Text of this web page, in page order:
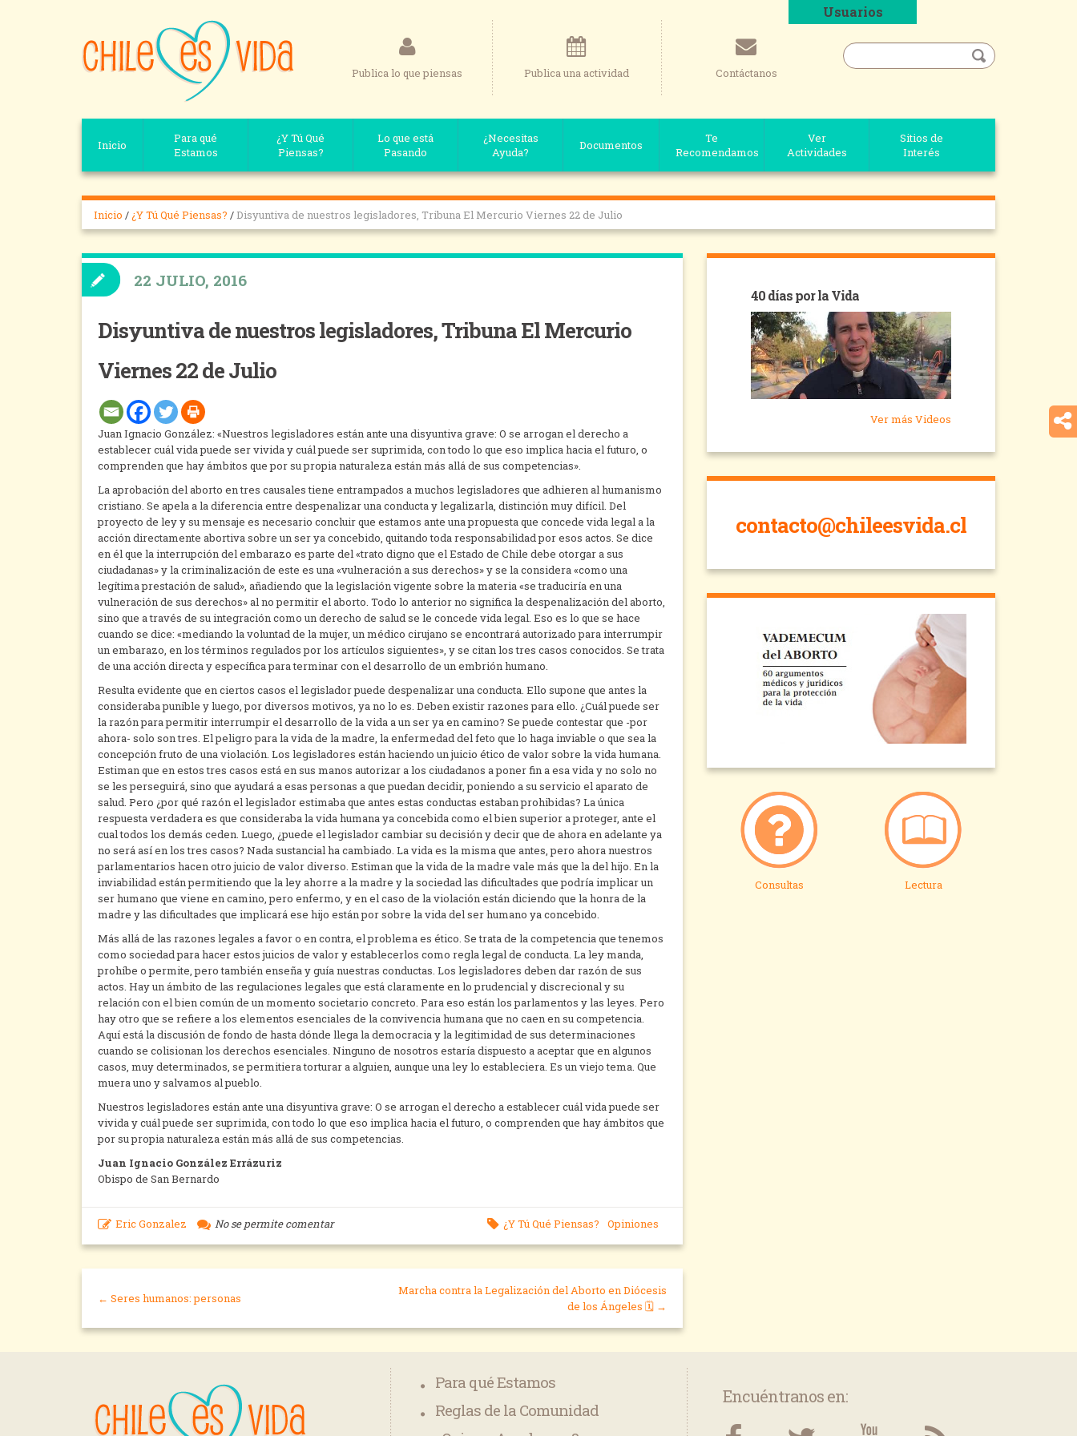
Publica lo que piensas Publica una actividad Contáctanos
Inicio
Para qué
Estamos
¿Y Tú Qué
Piensas?
Lo que está
Pasando
¿Necesitas
Ayuda?
Documentos
Te
Recomendamos
Ver
Actividades
Sitios de
Interés
Inicio / ¿Y Tú Qué Piensas? / Disyuntiva de nuestros legisladores, Tribuna El Mercurio Viernes 22 de Julio
Disyuntiva de nuestros legisladores, Tribuna El Mercurio
Viernes 22 de Julio
Juan Ignacio González: «Nuestros legisladores están ante una disyuntiva grave: O se arrogan el derecho a
establecer cuál vida puede ser vivida y cuál puede ser suprimida, con todo lo que eso implica hacia el futuro, o
comprenden que hay ámbitos que por su propia naturaleza están más allá de sus competencias».
La aprobación del aborto en tres causales tiene entrampados a muchos legisladores que adhieren al humanismo
cristiano. Se apela a la diferencia entre despenalizar una conducta y legalizarla, distinción muy difícil. Del
proyecto de ley y su mensaje es necesario concluir que estamos ante una propuesta que concede vida legal a la
acción directamente abortiva sobre un ser ya concebido, quitando toda responsabilidad por esos actos. Se dice
en él que la interrupción del embarazo es parte del «trato digno que el Estado de Chile debe otorgar a sus
ciudadanas» y la criminalización de este es una «vulneración a sus derechos» y se la considera «como una
legítima prestación de salud», añadiendo que la legislación vigente sobre la materia «se traduciría en una
vulneración de sus derechos» al no permitir el aborto. Todo lo anterior no significa la despenalización del aborto,
sino que a través de su integración como un derecho de salud se le concede vida legal. Eso es lo que se hace
cuando se dice: «mediando la voluntad de la mujer, un médico cirujano se encontrará autorizado para interrumpir
un embarazo, en los términos regulados por los artículos siguientes», y se citan los tres casos conocidos. Se trata
de una acción directa y específica para terminar con el desarrollo de un embrión humano.
Resulta evidente que en ciertos casos el legislador puede despenalizar una conducta. Ello supone que antes la
consideraba punible y luego, por diversos motivos, ya no lo es. Deben existir razones para ello. ¿Cuál puede ser
la razón para permitir interrumpir el desarrollo de la vida a un ser ya en camino? Se puede contestar que -por
ahora- solo son tres. El peligro para la vida de la madre, la enfermedad del feto que lo haga inviable o que sea la
concepción fruto de una violación. Los legisladores están haciendo un juicio ético de valor sobre la vida humana.
Estiman que en estos tres casos está en sus manos autorizar a los ciudadanos a poner fin a esa vida y no solo no
se les perseguirá, sino que ayudará a esas personas a que puedan decidir, poniendo a su servicio el aparato de
salud. Pero ¿por qué razón el legislador estimaba que antes estas conductas estaban prohibidas? La única
respuesta verdadera es que consideraba la vida humana ya concebida como el bien superior a proteger, ante el
cual todos los demás ceden. Luego, ¿puede el legislador cambiar su decisión y decir que de ahora en adelante ya
no será así en los tres casos? Nada sustancial ha cambiado. La vida es la misma que antes, pero ahora nuestros
parlamentarios hacen otro juicio de valor diverso. Estiman que la vida de la madre vale más que la del hijo. En la
inviabilidad están permitiendo que la ley ahorre a la madre y la sociedad las dificultades que podría implicar un
ser humano que viene en camino, pero enfermo, y en el caso de la violación están diciendo que la honra de la
madre y las dificultades que implicará ese hijo están por sobre la vida del ser humano ya concebido.
Más allá de las razones legales a favor o en contra, el problema es ético. Se trata de la competencia que tenemos
como sociedad para hacer estos juicios de valor y establecerlos como regla legal de conducta. La ley manda,
prohíbe o permite, pero también enseña y guía nuestras conductas. Los legisladores deben dar razón de sus
actos. Hay un ámbito de las regulaciones legales que está claramente en lo prudencial y discrecional y su
relación con el bien común de un momento societario concreto. Para eso están los parlamentos y las leyes. Pero
hay otro que se refiere a los elementos esenciales de la convivencia humana que no caen en su competencia.
Aquí está la discusión de fondo de hasta dónde llega la democracia y la legitimidad de sus determinaciones
cuando se colisionan los derechos esenciales. Ninguno de nosotros estaría dispuesto a aceptar que en algunos
casos, muy determinados, se permitiera torturar a alguien, aunque una ley lo estableciera. Es un viejo tema. Que
muera uno y salvamos al pueblo.
Nuestros legisladores están ante una disyuntiva grave: O se arrogan el derecho a establecer cuál vida puede ser
vivida y cuál puede ser suprimida, con todo lo que eso implica hacia el futuro, o comprenden que hay ámbitos que
por su propia naturaleza están más allá de sus competencias.
Juan Ignacio González Errázuriz
Obispo de San Bernardo
22 JULIO, 2016
¿Y Tú Qué Piensas? Opiniones
Eric Gonzalez No se permite comentar
← Seres humanos: personas
Marcha contra la Legalización del Aborto en Diócesis
de los Ángeles 🗓 →
40 días por la Vida
Ver más Videos
contacto@chileesvida.cl
Consultas Lectura
Para qué Estamos
Reglas de la Comunidad
Encuéntranos en:
Usuarios